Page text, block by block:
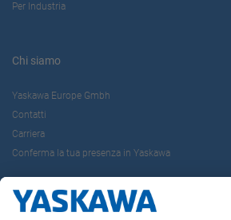
Per Industria
Chi siamo
Yaskawa Europe Gmbh
Contatti
Carriera
Conferma la tua presenza in Yaskawa